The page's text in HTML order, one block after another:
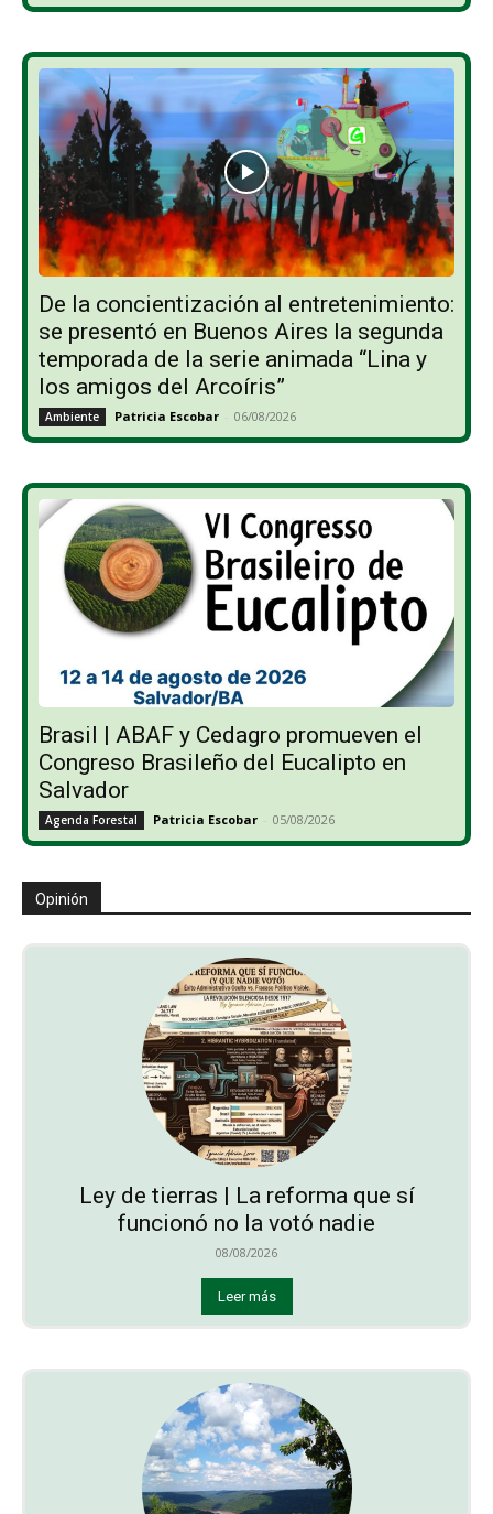
De la concientización al entretenimiento:
se presentó en Buenos Aires la segunda
temporada de la serie animada “Lina y
los amigos del Arcoíris”
Ambiente Patricia Escobar - 06/08/2026
Brasil | ABAF y Cedagro promueven el
Congreso Brasileño del Eucalipto en
Salvador
Agenda Forestal Patricia Escobar - 05/08/2026
Opinión
Ley de tierras | La reforma que sí
funcionó no la votó nadie
08/08/2026
Leer más